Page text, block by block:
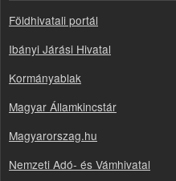
Földhivatali portál
Ibányi Járási Hivatal
Kormányablak
Magyar Államkincstár
Magyarorszag.hu
Nemzeti Adó- és Vámhivatal